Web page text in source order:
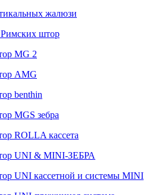
жалюзи
штор
MG 2
AMG
benthin
MGS зебра
ROLLA кассета
UNI & MINI-ЗЕБРА
UNI кассетной и системы MINI